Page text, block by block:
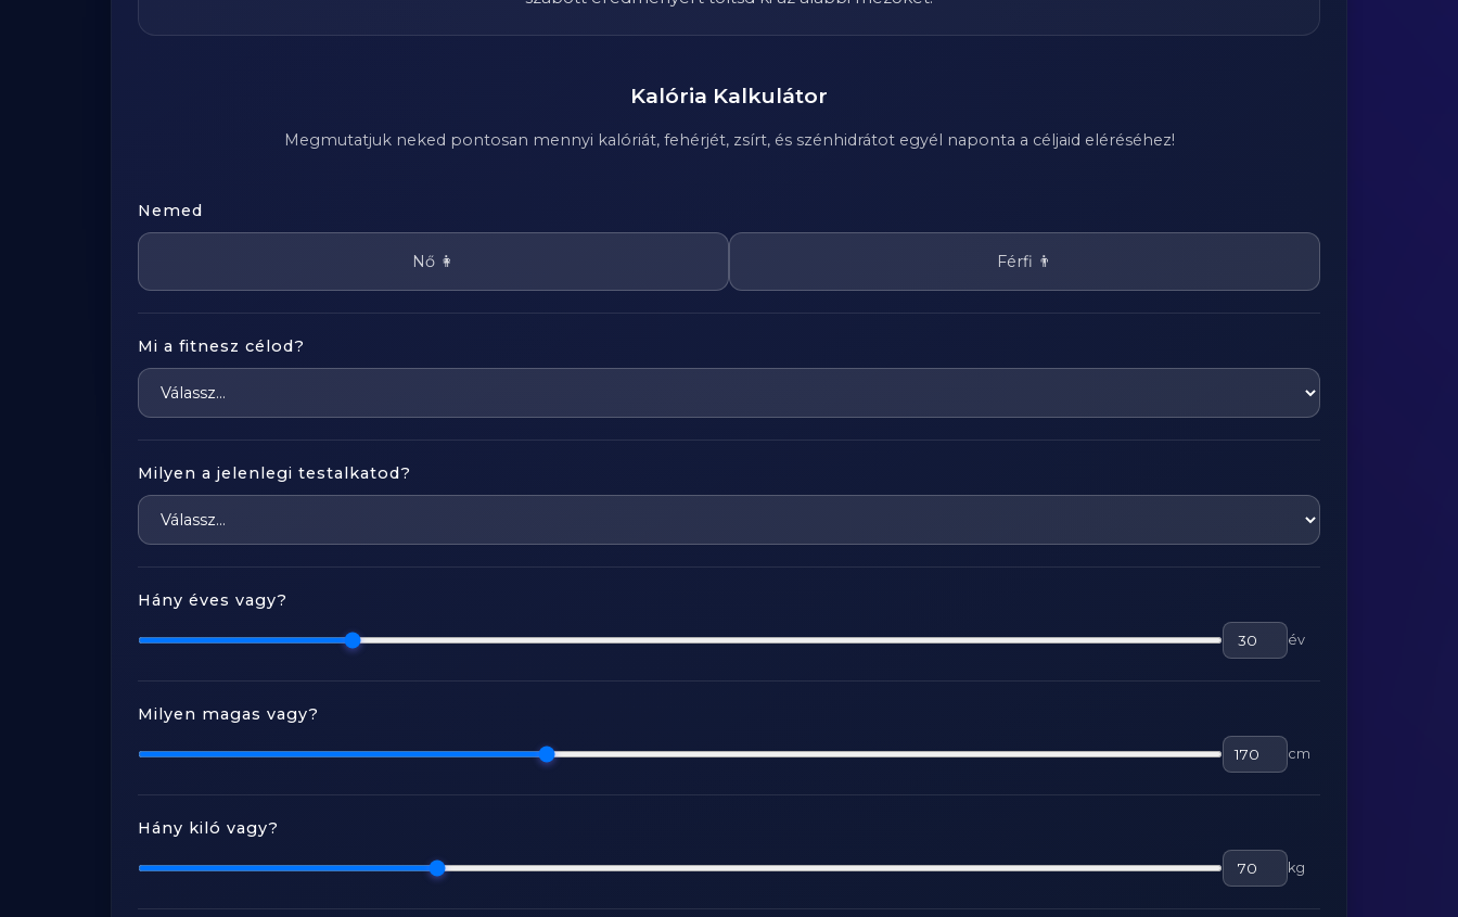
Kalória Kalkulátor
Megmutatjuk neked pontosan mennyi kalóriát, fehérjét, zsírt, és szénhidrátot egyél naponta a céljaid eléréséhez!
Nemed
Nő 👩 Férfi 👨
Mi a fitnesz célod?
Milyen a jelenlegi testalkatod?
Hány éves vagy?
év
Milyen magas vagy?
cm
Hány kiló vagy?
kg